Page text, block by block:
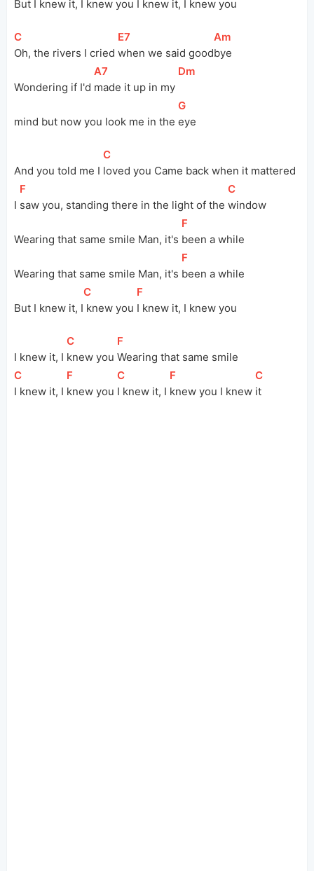
But I knew it, I knew you I knew it, I knew you
[
C
Oh, the rivers I cried
[E7
when we said good
[
Am
bye
Wondering if I'd
[
A7
made it up in my
[Dm
mind but now you look me in the
[
G
eye
And you told me I
[
C
loved you Came back when it mattered
I
[F
saw you, standing there in the light of the
[
C
window
Wearing that same smile Man, it's
[F
been a while
Wearing that same smile Man, it's
[F
been a while
But I knew it, I
[
C
knew you
[F
I knew it, I knew you
I knew it, I
[
C
knew you
[F
Wearing that same smile
[
C
I knew it, I
[F
knew you
[
C
I knew it, I
[F
knew you I knew
[
C
it